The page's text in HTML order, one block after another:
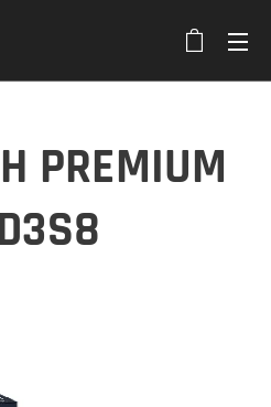
PREMIUM